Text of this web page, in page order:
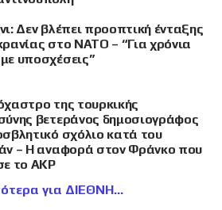
Δεν βλέπει προοπτική ένταξης
στο ΝΑΤΟ – “Για χρόνια
υποσχέσεις”
της τουρκικής
βετεράνος δημοσιογράφος
σχόλιο κατά του
– Η αναφορά στον Φράνκο που
το AKP
για ΔΙΕΘΝΗ